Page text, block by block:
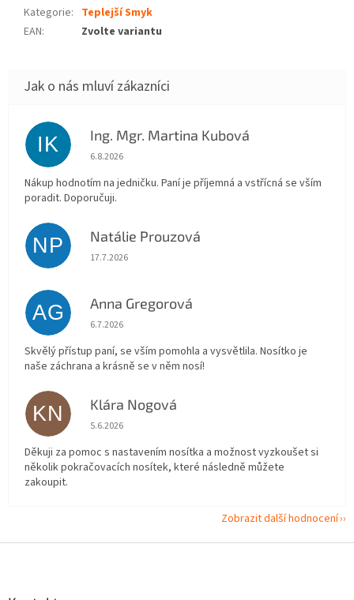
Kategorie: Teplejší Smyk
EAN: Zvolte variantu
IK Ing. Mgr. Martina Kubová
Hodnocení obchodu je 5 z 5 hvězdiček.
6.8.2026
Nákup hodnotím na jedničku. Paní je příjemná a vstřícná se vším
poradit. Doporučuji.
NP Natálie Prouzová
Hodnocení obchodu je 5 z 5 hvězdiček.
17.7.2026
AG Anna Gregorová
Hodnocení obchodu je 5 z 5 hvězdiček.
6.7.2026
Skvělý přístup paní, se vším pomohla a vysvětlila. Nosítko je
naše záchrana a krásně se v něm nosí!
KN Klára Nogová
Hodnocení obchodu je 5 z 5 hvězdiček.
5.6.2026
Děkuji za pomoc s nastavením nosítka a možnost vyzkoušet si
několik pokračovacích nosítek, které následně můžete
zakoupit.
Zobrazit další hodnocení